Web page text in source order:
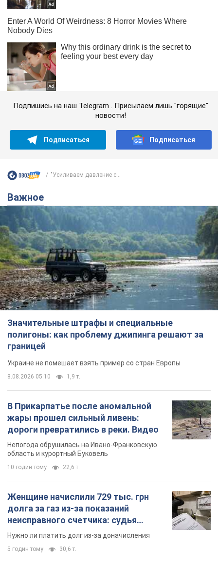
Подпишись на наш Telegram . Присылаем лишь "горящие"
новости!
Подписаться Подписаться
"Усиливаем давление с...
Важное
Значительные штрафы и специальные
полигоны: как проблему джипинга решают за
границей
Украине не помешает взять пример со стран Европы
8.08.2026 05:10 1,9 т.
В Прикарпатье после аномальной
жары прошел сильный ливень:
дороги превратились в реки. Видео
Непогода обрушилась на Ивано-Франковскую
область и курортный Буковель
10 годин тому 22,6 т.
Женщине начислили 729 тыс. грн
долга за газ из-за показаний
неисправного счетчика: судья
вынес неожиданное решение
Нужно ли платить долг из-за доначисления
5 годин тому 30,6 т.